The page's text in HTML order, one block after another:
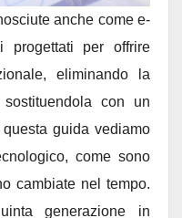
anche come e-
progettati per offrire
eliminando la
con un
guida vediamo
come sono
cambiate nel tempo.
generazione in